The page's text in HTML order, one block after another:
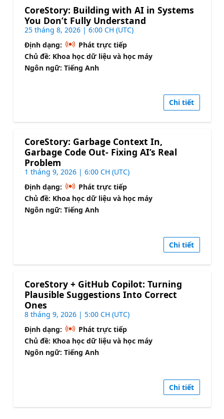
CoreStory: Building with AI in Systems
You Don’t Fully Understand
25 tháng 8, 2026 | 6:00 CH (UTC)
Định dạng:
Phát trực tiếp
Chủ đề: Khoa học dữ liệu và học máy
Ngôn ngữ: Tiếng Anh
Chi tiết
CoreStory: Garbage Context In,
Garbage Code Out- Fixing AI’s Real
Problem
1 tháng 9, 2026 | 6:00 CH (UTC)
Định dạng:
Phát trực tiếp
Chủ đề: Khoa học dữ liệu và học máy
Ngôn ngữ: Tiếng Anh
Chi tiết
CoreStory + GitHub Copilot: Turning
Plausible Suggestions Into Correct
Ones
8 tháng 9, 2026 | 5:00 CH (UTC)
Định dạng:
Phát trực tiếp
Chủ đề: Khoa học dữ liệu và học máy
Ngôn ngữ: Tiếng Anh
Chi tiết